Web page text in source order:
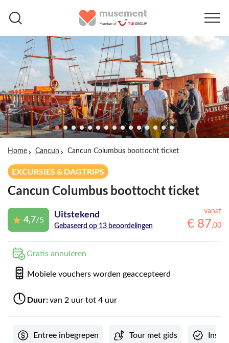
Home Cancun Cancun Columbus boottocht ticket
EXCURSIES & DAGTRIPS
Cancun Columbus boottocht ticket
4,7/5
Uitstekend
Gebaseerd op 13 beoordelingen
vanaf
€ 87,00
Gratis annuleren
Mobiele vouchers worden geaccepteerd
Duur:van 2 uur tot 4 uur
Entree inbegrepen Tour met gids